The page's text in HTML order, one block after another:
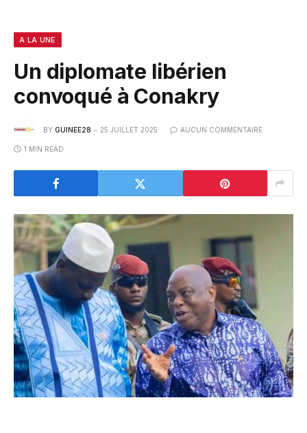
A LA UNE
Un diplomate libérien
convoqué à Conakry
BY GUINEE28 25 JUILLET 2025 AUCUN COMMENTAIRE
1 MIN READ